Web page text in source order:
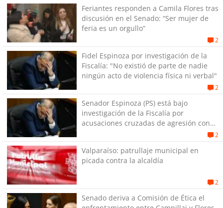
Feriantes responden a Camila Flores tras
discusión en el Senado: “Ser mujer de
feria es un orgullo”
2
Fidel Espinoza por investigación de la
Fiscalía: "No existió de parte de nadie
ningún acto de violencia física ni verbal"
2
Senador Espinoza (PS) está bajo
investigación de la Fiscalía por
acusaciones cruzadas de agresión con
2
Valparaíso: patrullaje municipal en
picada contra la alcaldía
2
Senado deriva a Comisión de Ética el